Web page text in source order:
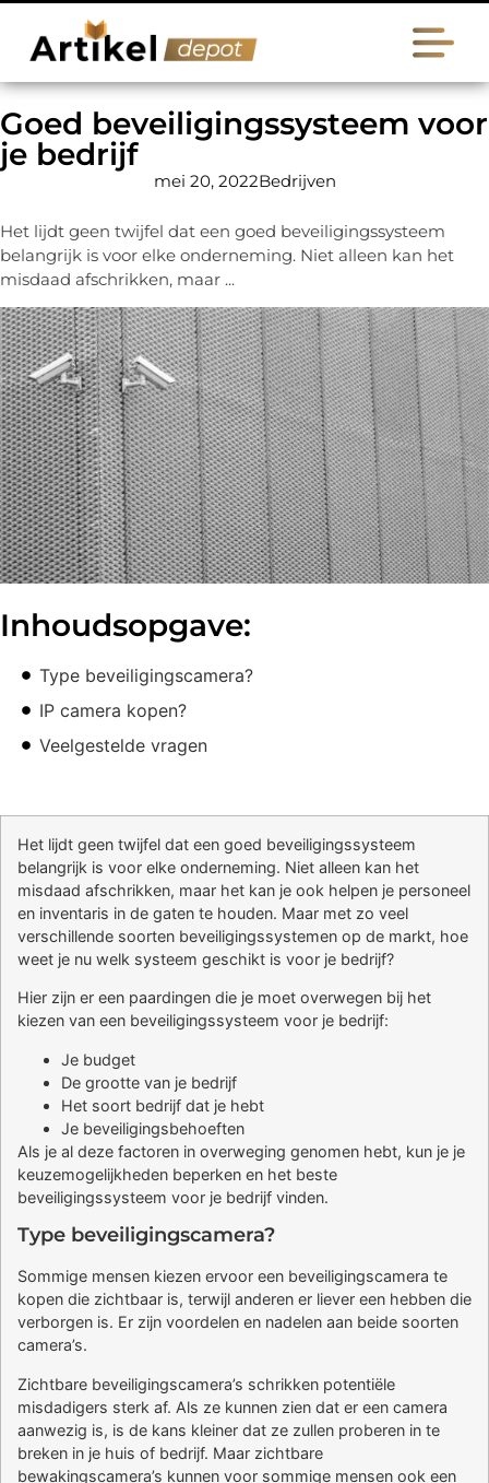
Goed beveiligingssysteem voor
je bedrijf
mei 20, 2022Bedrijven
Het lijdt geen twijfel dat een goed beveiligingssysteem
belangrijk is voor elke onderneming. Niet alleen kan het
misdaad afschrikken, maar ...
Inhoudsopgave:
Type beveiligingscamera?
IP camera kopen?
Veelgestelde vragen
Het lijdt geen twijfel dat een goed beveiligingssysteem
belangrijk is voor elke onderneming. Niet alleen kan het
misdaad afschrikken, maar het kan je ook helpen je personeel
en inventaris in de gaten te houden. Maar met zo veel
verschillende soorten beveiligingssystemen op de markt, hoe
weet je nu welk systeem geschikt is voor je bedrijf?
Hier zijn er een paardingen die je moet overwegen bij het
kiezen van een beveiligingssysteem voor je bedrijf:
Je budget
De grootte van je bedrijf
Het soort bedrijf dat je hebt
Je beveiligingsbehoeften
Als je al deze factoren in overweging genomen hebt, kun je je
keuzemogelijkheden beperken en het beste
beveiligingssysteem voor je bedrijf vinden.
Type beveiligingscamera?
Sommige mensen kiezen ervoor een beveiligingscamera te
kopen die zichtbaar is, terwijl anderen er liever een hebben die
verborgen is. Er zijn voordelen en nadelen aan beide soorten
camera’s.
Zichtbare beveiligingscamera’s schrikken potentiële
misdadigers sterk af. Als ze kunnen zien dat er een camera
aanwezig is, is de kans kleiner dat ze zullen proberen in te
breken in je huis of bedrijf. Maar zichtbare
bewakingscamera’s kunnen voor sommige mensen ook een